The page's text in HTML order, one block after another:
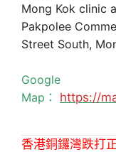
Mong Kok clinic
Pakpolee
Street South,
Google
Map： https://
香港銅鑼灣跌打